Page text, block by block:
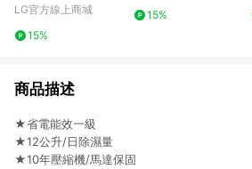
VC) - 經典款 - DD121
LG官方線上商城
15%
15%
商品描述
★省電能效一級
★12公升/日除濕量
★10年壓縮機/馬達保固